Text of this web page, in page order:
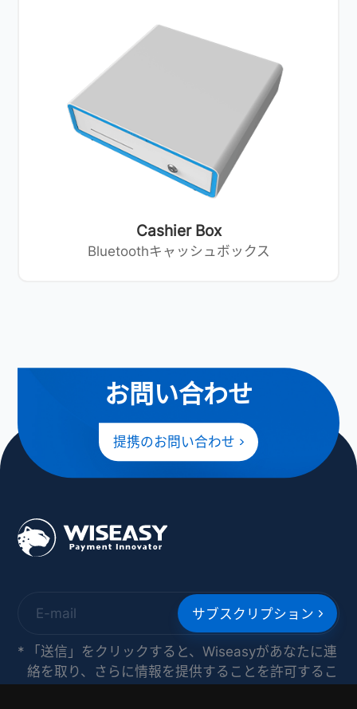
Cashier Box
Bluetoothキャッシュボックス
お問い合わせ
提携のお問い合わせ
サブスクリプション
*
「送信」をクリックすると、Wiseasyがあなたに連
絡を取り、さらに情報を提供することを許可するこ